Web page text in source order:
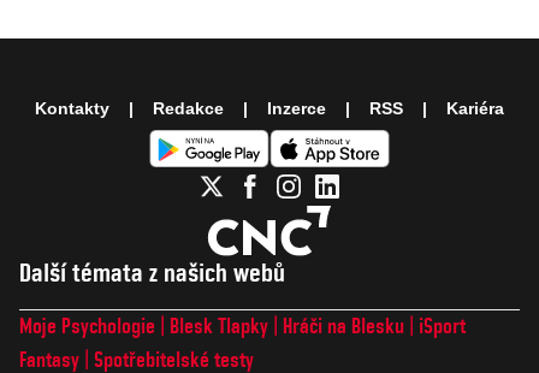
Další témata z našich webů
Moje Psychologie Blesk Tlapky Hráči na Blesku
iSport
Fantasy Spotřebitelské testy
Kontakty Redakce Inzerce RSS Kariéra